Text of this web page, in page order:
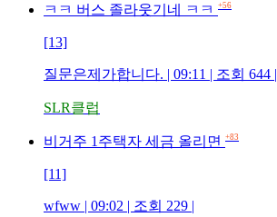
ㅋㅋ 버스 졸라웃기네 ㅋㅋ +56
[13]
질문은제가합니다. | 09:11 | 조회 644 |
SLR클럽
비거주 1주택자 세금 올리면 +83
[11]
wfww | 09:02 | 조회 229 |